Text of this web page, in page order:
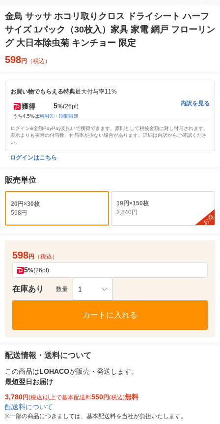
金鳥 サッサ ホコリ取りクロス ドライシート ハーフ
サイズ 1パック（30枚入）家具 家電 網戸 フローリン
グ 大日本除虫菊 キンチョー 限定
598円 （税込）
お買い物でもらえる特典最大付与率11%
獲得 5%(26pt)
うち4.5%は利用先・期間限定
内訳を見る
ログイン&全額PayPay支払いで獲得できます。原則として税抜金額に対し付与されます。
表示よりも実際の付与数、付与率が少ない場合があります。詳細は内訳からご確認くださ
い。
ログインはこちら
販売単位
20円×30枚
598円
19円×150枚
2,840円
お得
598円 （税込）
5%(26pt)
在庫あり 数量 1
カートに入れる
配送情報・送料について
この商品はLOHACOが販売・発送します。
最短翌日お届け
3,780円(税込)以上で基本配送料550円(税込)無料
配送料について
※一部の商品につきましては、基本配送料を当社が負担いたします。